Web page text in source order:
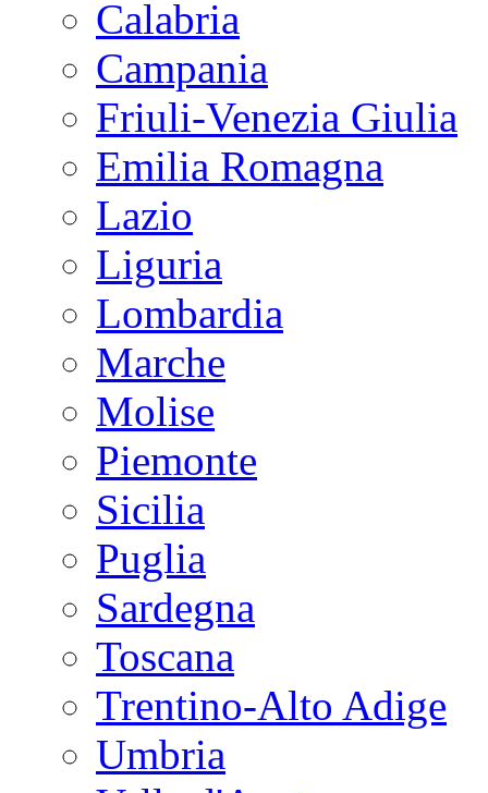
Calabria
Campania
Friuli-Venezia Giulia
Emilia Romagna
Lazio
Liguria
Lombardia
Marche
Molise
Piemonte
Sicilia
Puglia
Sardegna
Toscana
Trentino-Alto Adige
Umbria